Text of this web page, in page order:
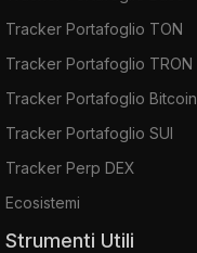
Tracker Portafoglio TON
Tracker Portafoglio TRON
Tracker Portafoglio Bitcoin
Tracker Portafoglio SUI
Tracker Perp DEX
Ecosistemi
Strumenti Utili